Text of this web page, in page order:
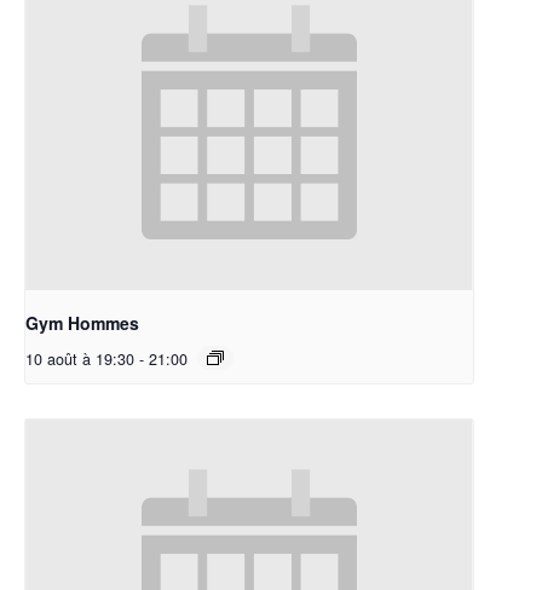
Gym Hommes
10 août à 19:30 - 21:00